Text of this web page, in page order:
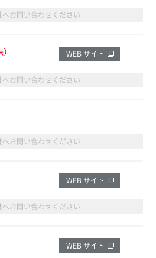
へお問い合わせください
へお問い合わせください
WEB サイト
へお問い合わせください
へお問い合わせください
WEB サイト
WEB サイト